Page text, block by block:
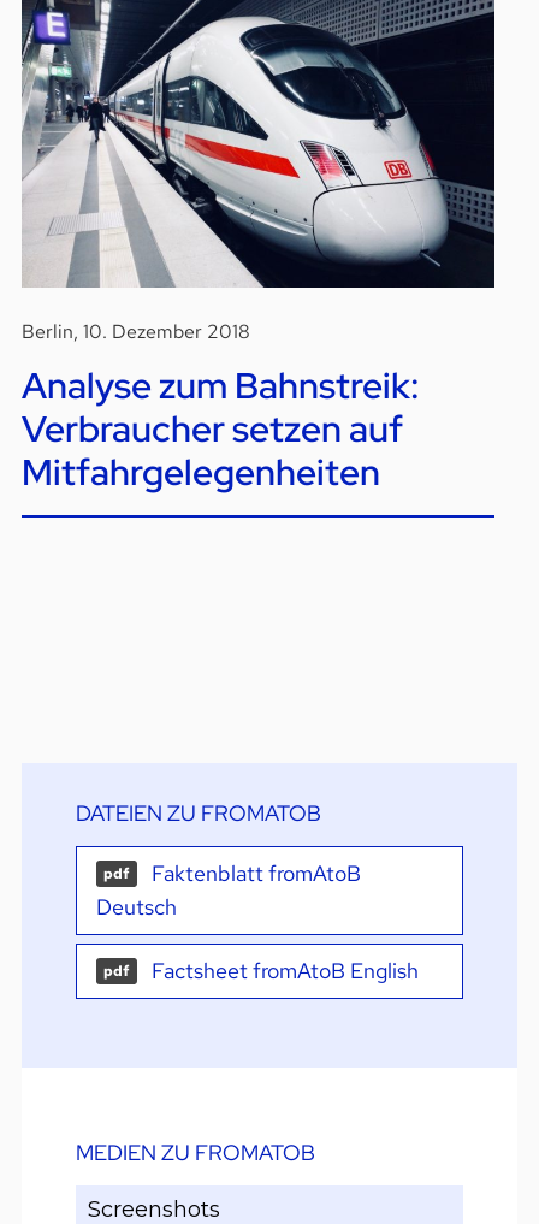
Berlin, 10. Dezember 2018
Analyse zum Bahnstreik:
Verbraucher setzen auf
Mitfahrgelegenheiten
DATEIEN ZU FROMATOB
pdf
Faktenblatt fromAtoB
Deutsch
pdf Factsheet fromAtoB English
MEDIEN ZU FROMATOB
Screenshots